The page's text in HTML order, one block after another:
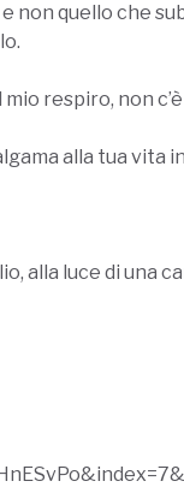
non quello che
respiro, non
alla tua vita
alla luce di una